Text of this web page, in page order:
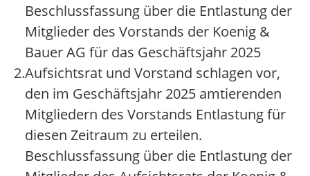
2.
Beschlussfassung über die Entlastung der
Mitglieder des Vorstands der Koenig &
Bauer AG für das Geschäftsjahr 2025
Aufsichtsrat und Vorstand schlagen vor,
den im Geschäftsjahr 2025 amtierenden
Mitgliedern des Vorstands Entlastung für
diesen Zeitraum zu erteilen.
Beschlussfassung über die Entlastung der